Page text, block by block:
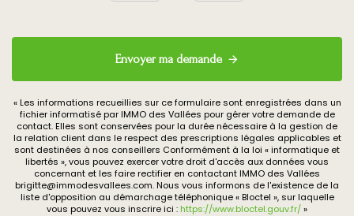
Envoyer ma demande
« Les informations recueillies sur ce formulaire sont enregistrées dans un
fichier informatisé par IMMO des Vallées pour gérer votre demande de
contact. Elles sont conservées pour la durée nécessaire à la gestion de
la relation client dans le respect des prescriptions légales applicables et
sont destinées à nos conseillers Conformément à la loi « informatique et
libertés », vous pouvez exercer votre droit d'accès aux données vous
concernant et les faire rectifier en contactant IMMO des Vallées
brigitte@immodesvallees.com. Nous vous informons de l'existence de la
liste d'opposition au démarchage téléphonique « Bloctel », sur laquelle
vous pouvez vous inscrire ici : https://www.bloctel.gouv.fr/»